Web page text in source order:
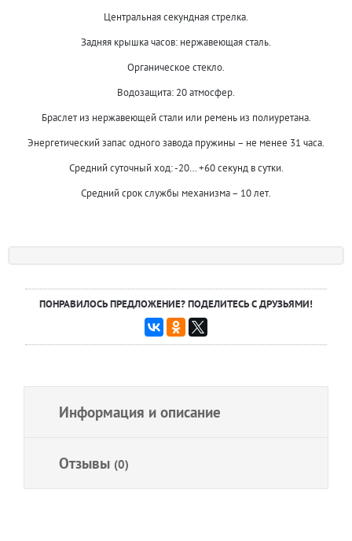
Центральная секундная стрелка.
Задняя крышка часов: нержавеющая сталь.
Органическое стекло.
Водозащита: 20 атмосфер.
Браслет из нержавеющей стали или ремень из полиуретана.
Энергетический запас одного завода пружины – не менее 31 часа.
Средний суточный ход: -20… +60 секунд в сутки.
Средний срок службы механизма – 10 лет.
ПОНРАВИЛОСЬ ПРЕДЛОЖЕНИЕ? ПОДЕЛИТЕСЬ С ДРУЗЬЯМИ!
Информация и описание
Отзывы (0)